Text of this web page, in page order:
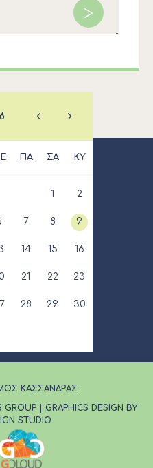
ΠΑ ΣΑ ΚΥ
1 2
7 8 9
14 15 16
21 22 23
28 29 30
ΚΑΣΣΑΝΔΡΑΣ
GROUP
GRAPHICS DESIGN BY
STUDIO